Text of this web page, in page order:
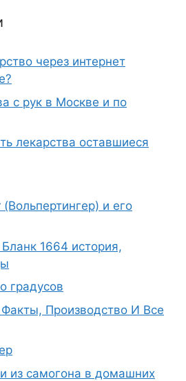
через интернет
с рук в Москве и по
лекарства оставшиеся
и его
1664 история,
градусов
Производство И Все
из самогона в домашних